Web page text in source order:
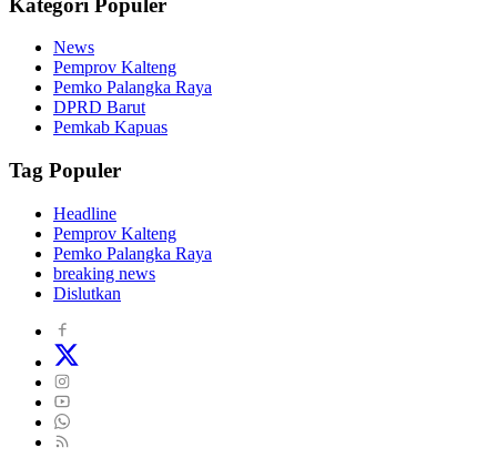
News
Pemprov Kalteng
Pemko Palangka Raya
DPRD Barut
Pemkab Kapuas
Tag Populer
Headline
Pemprov Kalteng
Pemko Palangka Raya
breaking news
Dislutkan